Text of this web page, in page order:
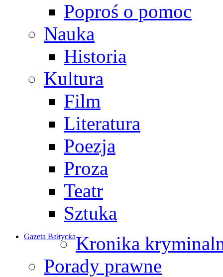
Poproś o pomoc
Nauka
Historia
Kultura
Film
Literatura
Poezja
Proza
Teatr
Sztuka
Gazeta BałtyckaKronika
Porady prawne